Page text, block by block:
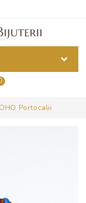
Portocalii